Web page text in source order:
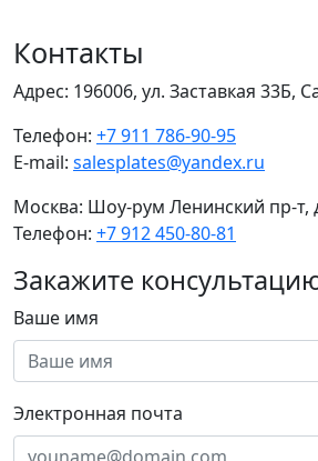
Контакты
Адрес: 196006, ул. Заставкая 33Б,
Телефон: +7 911 786-90-95
E-mail: salesplates@yandex.ru
Москва: Шоу-рум Ленинский пр-т,
Телефон: +7 912 450-80-81
Закажите
Ваше имя
Электронная почта